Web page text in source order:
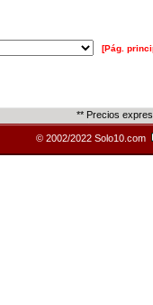
[Pág.
** Precios
© 2002/2022 Solo10.com